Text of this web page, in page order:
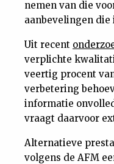
nemen van die
aanbevelingen
Uit recent
verplichte
veertig procent
verbetering
informatie
vraagt daarvoor
Alternatieve
volgens de AFM